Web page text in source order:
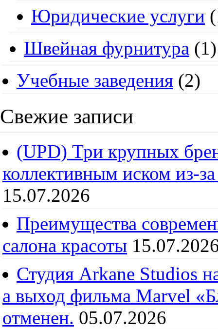
Юридические услуги
Швейная фурнитура (1)
Учебные заведения (2)
Свежие записи
(UPD) Три крупных
коллективным иском из-
15.07.2026
Преимущества
салона красоты
Студия Arkane Studios
а выход фильма Marvel
отменен. 05.07.2026